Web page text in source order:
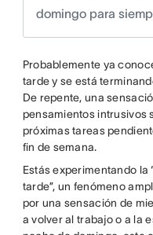
domingo para
Probablemente ya
tarde y se está
De repente, una
pensamientos intrusivos
próximas tareas
fin de semana.
Estás experimentando la
tarde”, un fenómeno
por una sensación de
a volver al trabajo o a la